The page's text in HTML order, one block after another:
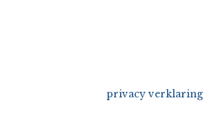
privacy verklaring